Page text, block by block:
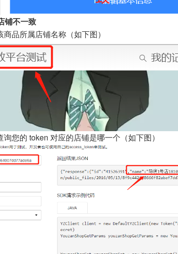
铺不一致
品所属店铺名称（如下图）
您的 token 对应的店铺是哪一个（如下图）